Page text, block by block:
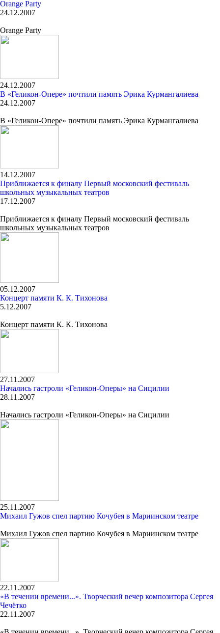
Orange Party
24.12.2007
Orange Party
24.12.2007
В «Геликон-Опере» почтили память Эрика Курмангалиева
24.12.2007
В «Геликон-Опере» почтили память Эрика Курмангалиева
14.12.2007
Приближается к финалу Первый московский фестиваль
школьных музыкальных театров
17.12.2007
Приближается к финалу Первый московский фестиваль
школьных музыкальных театров
05.12.2007
Концерт памяти К. К. Тихонова
5.12.2007
Концерт памяти К. К. Тихонова
27.11.2007
Начались гастроли «Геликон-Оперы» на Сицилии
28.11.2007
Начались гастроли «Геликон-Оперы» на Сицилии
25.11.2007
Михаил Гужов спел партию Кочубея в Мариинском театре
Михаил Гужов спел партию Кочубея в Мариинском театре
22.11.2007
«В течении времени...». Творческий вечер композитора Сергея
Чечётко
22.11.2007